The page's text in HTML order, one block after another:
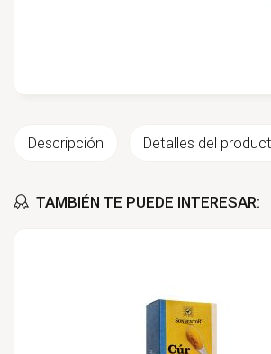
Descripción Detalles del
TAMBIÉN TE PUEDE INTERESAR: